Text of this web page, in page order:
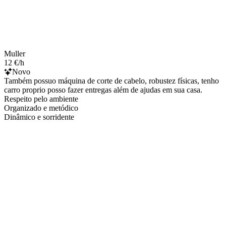
Muller
12 €/h
Novo
Também possuo máquina de corte de cabelo, robustez físicas, tenho
carro proprio posso fazer entregas além de ajudas em sua casa.
Respeito pelo ambiente
Organizado e metódico
Dinâmico e sorridente